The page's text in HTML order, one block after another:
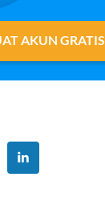
AKUN GRATIS